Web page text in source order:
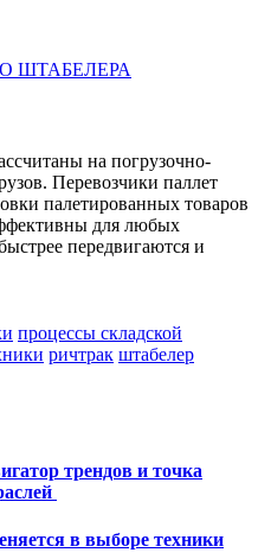
ШТАБЕЛЕРА
на погрузочно-
Перевозчики паллет
палетированных товаров
для любых
передвигаются и
процессы складской
ричтрак штабелер
трендов и точка
в выборе техники